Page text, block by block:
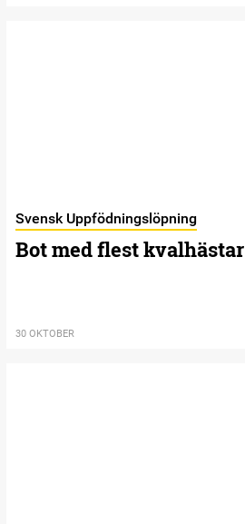
Svensk Uppfödningslöpning
Bot med flest kvalhästar
30 OKTOBER